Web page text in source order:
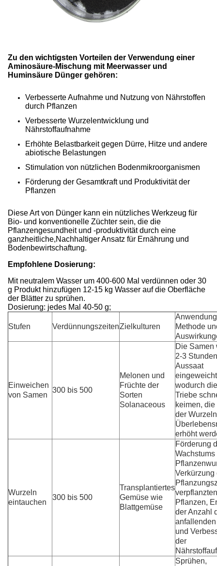
Zu den wichtigsten Vorteilen der Verwendung einer
Aminosäure-Mischung mit Meerwasser und
Huminsäure Dünger gehören:
Verbesserte Aufnahme und Nutzung von Nährstoffen
durch Pflanzen
Verbesserte Wurzelentwicklung und
Nährstoffaufnahme
Erhöhte Belastbarkeit gegen Dürre, Hitze und andere
abiotische Belastungen
Stimulation von nützlichen Bodenmikroorganismen
Förderung der Gesamtkraft und Produktivität der
Pflanzen
Diese Art von Dünger kann ein nützliches Werkzeug für
Bio- und konventionelle Züchter sein, die die
Pflanzengesundheit und -produktivität durch eine
ganzheitliche,Nachhaltiger Ansatz für Ernährung und
Bodenbewirtschaftung.
Empfohlene Dosierung:
Mit neutralem Wasser um 400-600 Mal verdünnen oder 30
g Produkt hinzufügen 12-15 kg Wasser auf die Oberfläche
der Blätter zu sprühen.
Dosierung: jedes Mal 40-50 g;
Stufen VerdünnungszeitenZielkulturen
Methode
Einweichen
von Samen
300 bis 500
Melonen und
Früchte der
Sorten
Solanaceous
Die Samen
2-3
Aussaat
wodurch
Triebe
keimen, die
der
erhöht
Wurzeln
eintauchen
300 bis 500
Transplantiertes
Gemüse wie
Blattgemüse
Förderung
Wachstums
Verkürzung
verpflanzten
Pflanzen,
der Anzahl
und
der
Sprühen,